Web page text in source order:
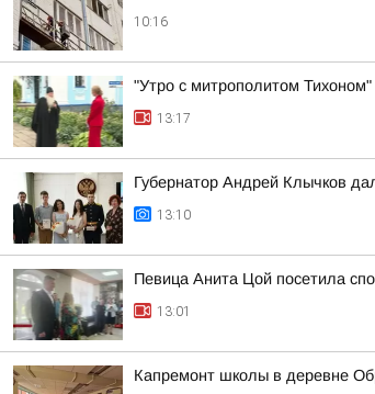
10:16
"Утро с митрополитом Тихоном"
13:17
Губернатор Андрей Клычков
13:10
Певица Анита Цой посетила
13:01
Капремонт школы в деревне